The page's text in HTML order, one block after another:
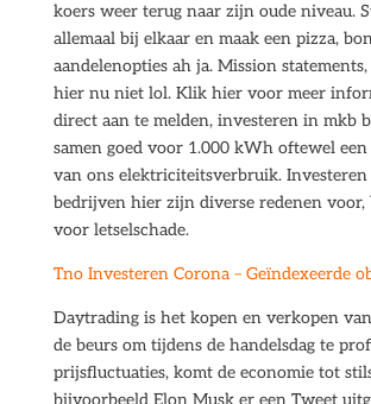
koers weer terug naar zijn oude niveau.
allemaal bij elkaar en maak een pizza,
aandelenopties ah ja. Mission
hier nu niet lol. Klik hier voor meer
direct aan te melden, investeren in mkb
samen goed voor 1.000 kWh oftewel
van ons elektriciteitsverbruik.
bedrijven hier zijn diverse redenen voor,
voor letselschade.
Tno Investeren Corona – Geïndexeerde
Daytrading is het kopen en verkopen
de beurs om tijdens de handelsdag te
prijsfluctuaties, komt de economie tot
bijvoorbeeld Elon Musk er een Tweet